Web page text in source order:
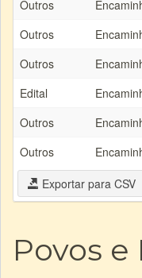
Outros
Outros
Outros
Edital
Outros
Outros
Exportar para CSV
Povos